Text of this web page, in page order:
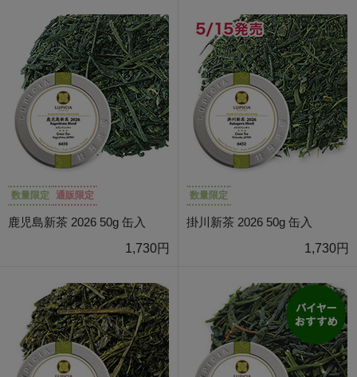
数量限定 通販限定
鹿児島新茶 2026 50g 缶入
1,730円
数量限定
掛川新茶 2026 50g 缶入
1,730円